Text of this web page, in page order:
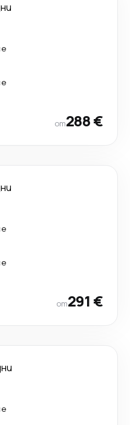
от288 €
от291 €